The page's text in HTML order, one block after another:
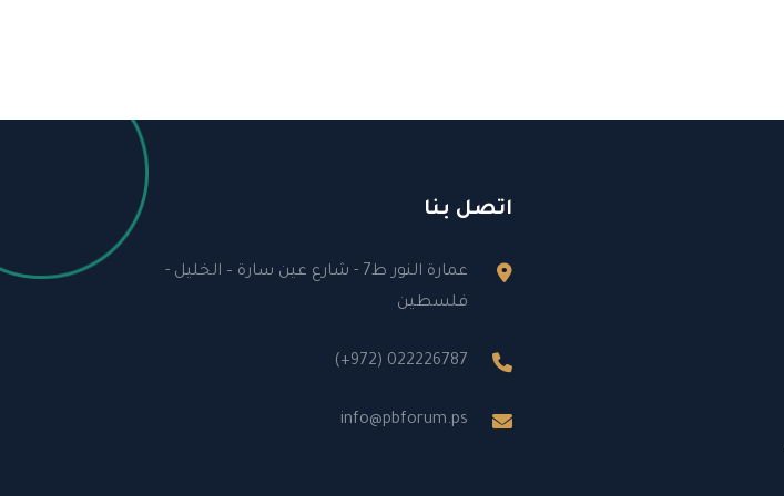
اتصل بنا
عمارة النور ط7 - شارع عين سارة – الخليل -
فلسطين
(+972) 022226787
info@pbforum.ps